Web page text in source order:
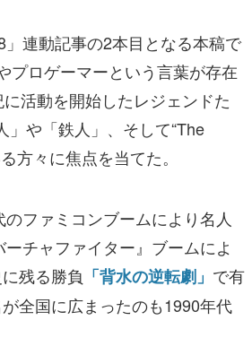
連動記事の2本目となる本稿で
プロゲーマーという言葉が存在
活動を開始したレジェンドた
や「鉄人」、そして“The
方々に焦点を当てた。
ファミコンブームにより名人
チャファイター』ブームによ
残る勝負 「背水の逆転劇」 で有
全国に広まったのも1990年代